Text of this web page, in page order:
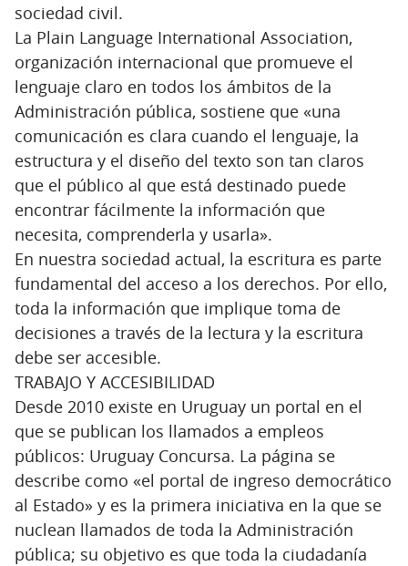
sociedad civil.
La Plain Language International Association,
organización internacional que promueve el
lenguaje claro en todos los ámbitos de la
Administración pública, sostiene que «una
comunicación es clara cuando el lenguaje, la
estructura y el diseño del texto son tan claros
que el público al que está destinado puede
encontrar fácilmente la información que
necesita, comprenderla y usarla».
En nuestra sociedad actual, la escritura es parte
fundamental del acceso a los derechos. Por ello,
toda la información que implique toma de
decisiones a través de la lectura y la escritura
debe ser accesible.
TRABAJO Y ACCESIBILIDAD
Desde 2010 existe en Uruguay un portal en el
que se publican los llamados a empleos
públicos: Uruguay Concursa. La página se
describe como «el portal de ingreso democrático
al Estado» y es la primera iniciativa en la que se
nuclean llamados de toda la Administración
pública; su objetivo es que toda la ciudadanía